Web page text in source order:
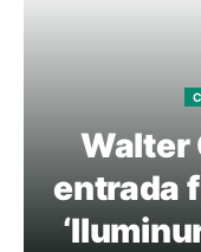
Walter
entrada